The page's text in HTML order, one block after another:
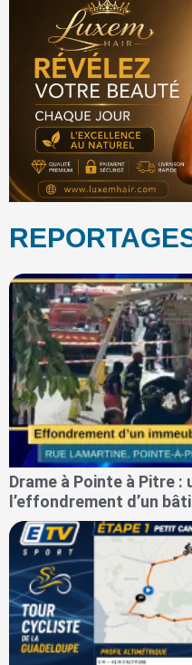
Drame à Pointe à Pitre :
l’effondrement d’un